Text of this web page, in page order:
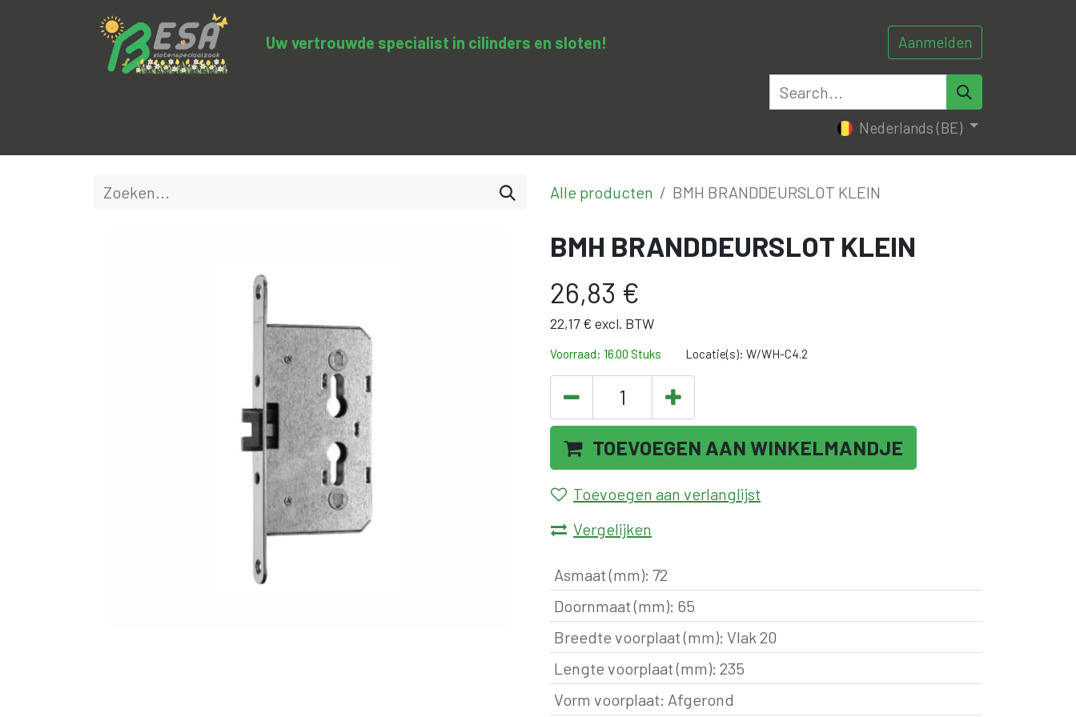
Uw vertrouwde specialist in cilinders en sloten​! Aanmelden
0
Nederlands (BE)
Alle producten BMH BRANDDEURSLOT KLEIN
BMH BRANDDEURSLOT KLEIN
26,83 €
22,17€ excl. BTW
Voorraad: 16.00 Stuks Locatie(s): W/WH-C4.2
TOEVOEGEN AAN WINKELMANDJE
Toevoegen aan verlanglijst
Vergelijken
Asmaat (mm): 72
Doornmaat (mm): 65
Breedte voorplaat (mm): Vlak 20
Lengte voorplaat (mm): 235
Vorm voorplaat: Afgerond